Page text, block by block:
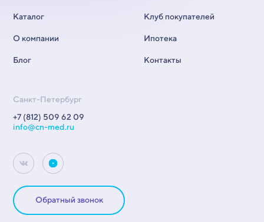
Каталог
О компании
Блог
Клуб покупателей
Ипотека
Контакты
Санкт-Петербург
+7 (812) 509 62 09
info@cn-med.ru
Обратный звонок